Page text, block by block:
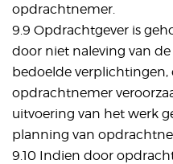
opdrachtnemer.
9.9 Opdrachtgever is
door niet naleving van
bedoelde verplichtingen,
opdrachtnemer
uitvoering van het werk
planning van
9.10 Indien door